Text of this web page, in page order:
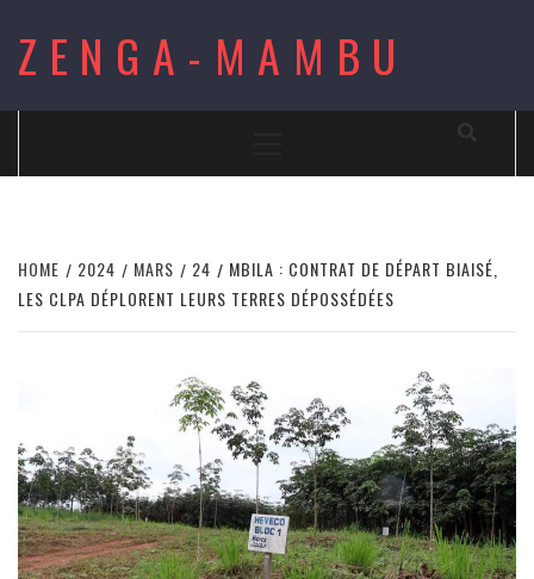
content
ZENGA-MAMBU
HOME 2024 MARS 24
MBILA : CONTRAT DE DÉPART BIAISÉ,
LES CLPA DÉPLORENT LEURS TERRES DÉPOSSÉDÉES